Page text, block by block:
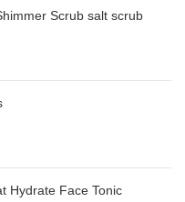
Scrub salt scrub
Hydrate Face Tonic